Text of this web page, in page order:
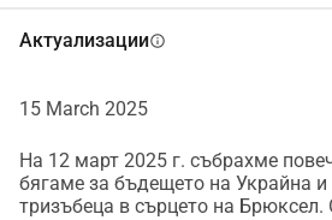
кампания за втория
които ще финансират
Актуализацииinfo
15 March 2025
На 12 март 2025 г. събрахме
бягаме за бъдещето на Украйна
тризъбеца в сърцето на Брюксел.